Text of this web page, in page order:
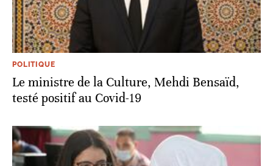
POLITIQUE
Le ministre de la Culture, Mehdi Bensaïd,
testé positif au Covid-19